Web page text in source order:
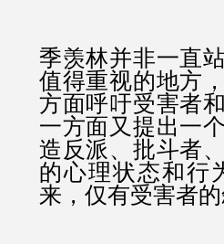
季羡林并非一直
值得重视的地方
方面呼吁受害者
一方面又提出一
造反派、批斗者
的心理状态和行
来，仅有受害者的